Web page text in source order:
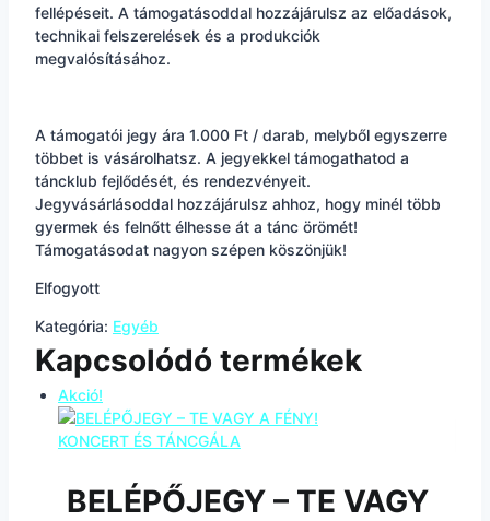
fellépéseit. A támogatásoddal hozzájárulsz az előadások,
technikai felszerelések és a produkciók
megvalósításához.
A támogatói jegy ára 1.000 Ft / darab, melyből egyszerre
többet is vásárolhatsz. A jegyekkel támogathatod a
táncklub fejlődését, és rendezvényeit.
Jegyvásárlásoddal hozzájárulsz ahhoz, hogy minél több
gyermek és felnőtt élhesse át a tánc örömét!
Támogatásodat nagyon szépen köszönjük!
Elfogyott
Kategória: Egyéb
Kapcsolódó termékek
Akció!
BELÉPŐJEGY – TE VAGY